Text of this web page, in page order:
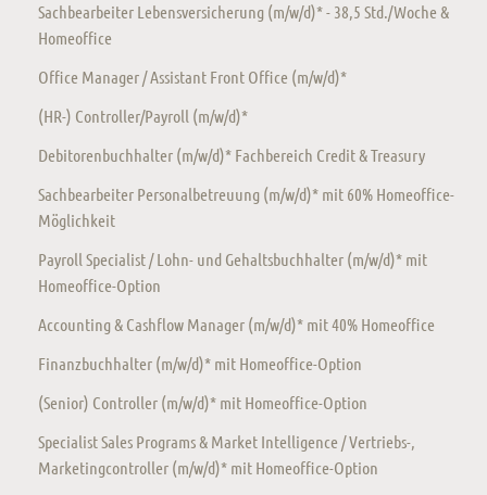
Sachbearbeiter Lebensversicherung (m/w/d)* - 38,5 Std./Woche &
Homeoffice
Office Manager / Assistant Front Office (m/w/d)*
(HR-) Controller/Payroll (m/w/d)*
Debitorenbuchhalter (m/w/d)* Fachbereich Credit & Treasury
Sachbearbeiter Personalbetreuung (m/w/d)* mit 60% Homeoffice-
Möglichkeit
Payroll Specialist / Lohn- und Gehaltsbuchhalter (m/w/d)* mit
Homeoffice-Option
Accounting & Cashflow Manager (m/w/d)* mit 40% Homeoffice
Finanzbuchhalter (m/w/d)* mit Homeoffice-Option
(Senior) Controller (m/w/d)* mit Homeoffice-Option
Specialist Sales Programs & Market Intelligence / Vertriebs-,
Marketingcontroller (m/w/d)* mit Homeoffice-Option